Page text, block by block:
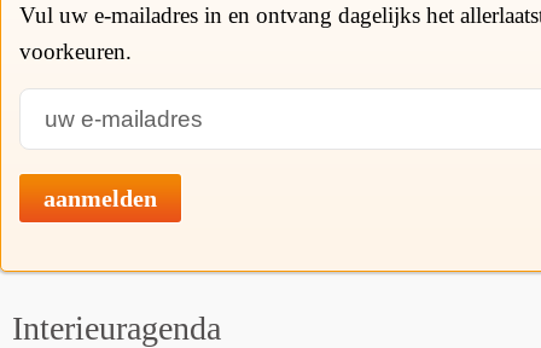
Vul uw e-mailadres in en ontvang dagelijks het
voorkeuren.
aanmelden
Interieuragenda